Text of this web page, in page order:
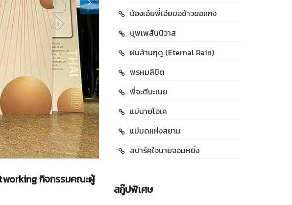
กิจกรรมคณะผู้
น้องเอ๋ยพี่เอ่ยขอข้าวขอแกง
บุพเพสันนิวาส
ฝนล้านฤดู (Eternal Rain)
พรหมลิขิต
พี่จะตีนะเนย
แม่นายโอเค
แม่มดแห่งสยาม
สปาร์คใจนายจอมหยิ่ง
สกู๊ปพิเศษ